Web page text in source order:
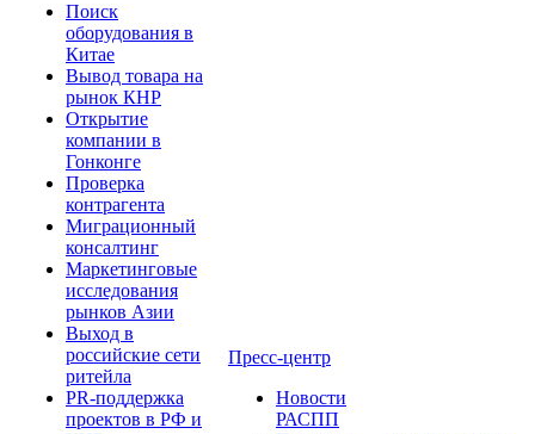
Поиск
оборудования в
Китае
Вывод товара на
рынок КНР
Открытие
компании в
Гонконге
Проверка
контрагента
Миграционный
консалтинг
Маркетинговые
исследования
рынков Азии
Выход в
российские сети
ритейла
PR-поддержка
проектов в РФ и
Пресс-центр
Новости
РАСПП